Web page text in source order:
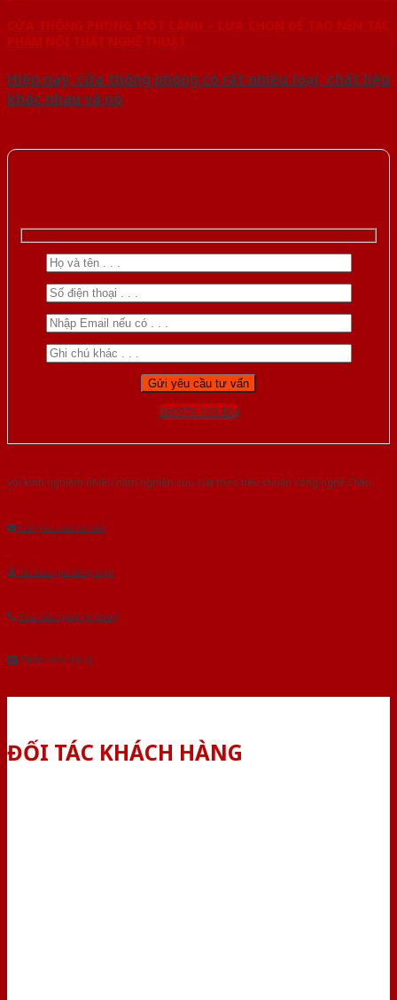
CỬA THÔNG PHÒNG MỘT CÁNH – LỰA CHỌN ĐỂ TẠO NÊN TÁC
PHẨM NỘI THẤT NGHỆ THUẬT
Hiện nay, cửa thông phòng có rất nhiều loại, chất liệu
khác nhau và nó
Gọi 0976.169.864
Với kinh nghiệm nhiêu năm nghiên cứu cửa theo tiêu chuẩn công nghệ Châu
Gửi yêu cầu tư vấn
Tải báo giá tổng hợp
Yêu cầu gọi lại (3 phút)
Dành cho đại lý
ĐỐI TÁC KHÁCH HÀNG